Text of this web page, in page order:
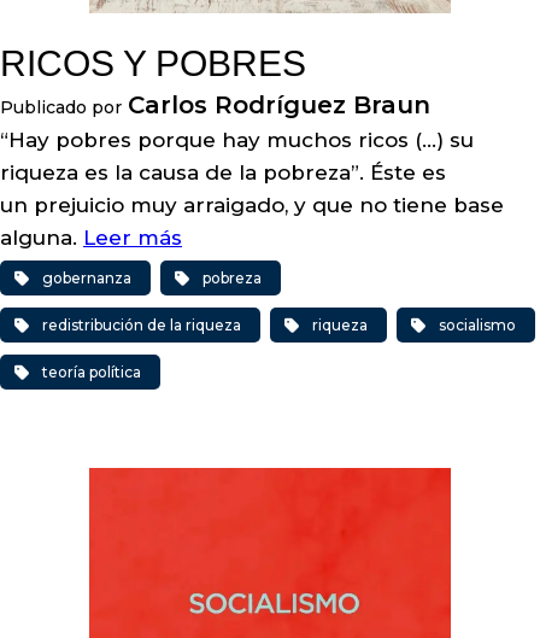
RICOS Y POBRES
Publicado por Carlos Rodríguez Braun
“Hay pobres porque hay muchos ricos (…) su
riqueza es la causa de la pobreza”. Éste es
un prejuicio muy arraigado, y que no tiene base
alguna. Leer más
gobernanza pobreza
redistribución de la riqueza riqueza socialismo
teoría política